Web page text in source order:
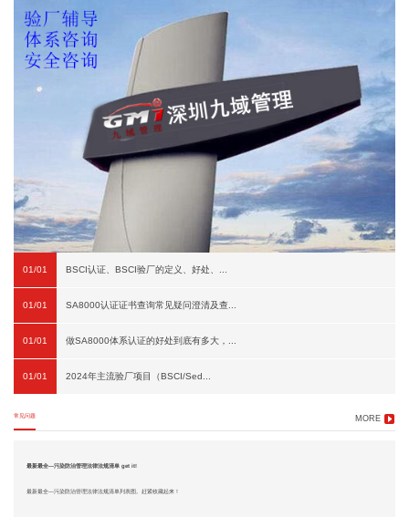
01/01 BSCI认证、BSCI验厂的定义、好处、...
01/01 SA8000认证证书查询常见疑问澄清及查...
01/01 做SA8000体系认证的好处到底有多大，...
01/01 2024年主流验厂项目（BSCI/Sed...
常见问题 MORE
最新最全—污染防治管理法律法规清单 get it!
最新最全—污染防治管理法律法规清单列表图。赶紧收藏起来！